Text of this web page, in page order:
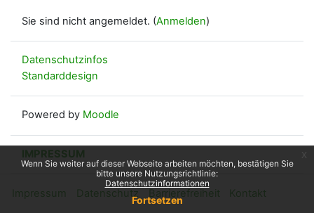
Wenn Sie weiter auf dieser Webseite arbeiten möchten, bestätigen Sie
bitte unsere Nutzungsrichtlinie:
Datenschutzinformationen
Fortsetzen
Sie sind nicht angemeldet. (Anmelden)
Datenschutzinfos
Standarddesign
Powered by Moodle
IMPRESSUM
Impressum Datenschutz Barrierefreiheit Kontakt